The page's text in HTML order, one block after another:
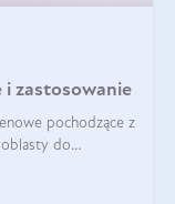
i zastosowanie
pochodzące z